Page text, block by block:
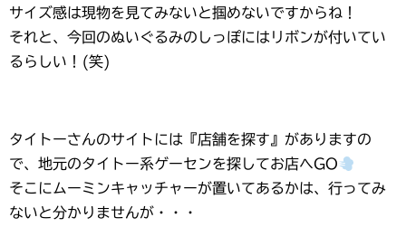
サイズ感は現物を見てみないと掴めないですからね！
それと、今回のぬいぐるみのしっぽにはリボンが付いてい
るらしい！(笑)
タイトーさんのサイトには『店舗を探す』がありますの
で、地元のタイトー系ゲーセンを探してお店へGO
そこにムーミンキャッチャーが置いてあるかは、行ってみ
ないと分かりませんが・・・